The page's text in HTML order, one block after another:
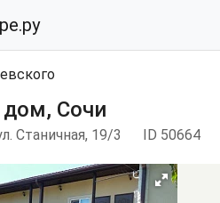
дом, Сочи
Станичная, 19/3 ID 50664